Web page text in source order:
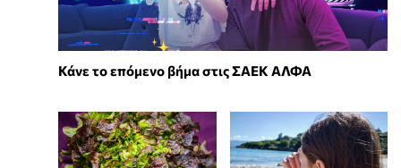
Κάνε το επόμενο βήμα στις ΣΑΕΚ ΑΛΦΑ